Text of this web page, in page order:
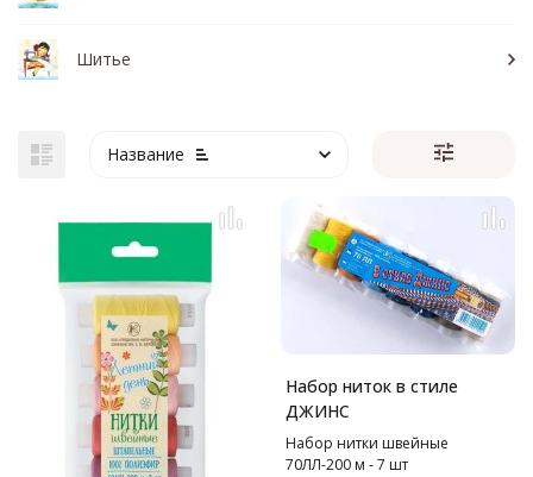
Шитье
Название
Набор ниток в стиле
ДЖИНС
Набор нитки швейные
70ЛЛ-200 м - 7 шт